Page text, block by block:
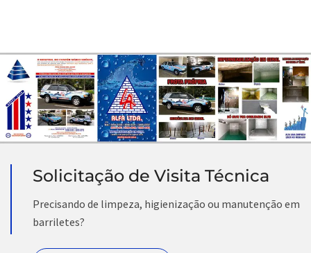
Solicitação de Visita Técnica
Precisando de limpeza, higienização ou manutenção em
barriletes?